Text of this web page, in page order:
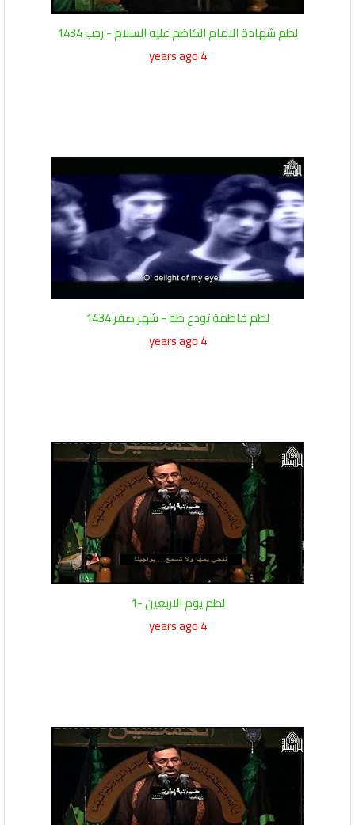
لطم شهادة الامام الكاظم عليه السلام - رجب 1434
4 years ago
لطم فاطمة تودع طه - شهر صفر 1434
4 years ago
لطم يوم الاربعين -1
4 years ago